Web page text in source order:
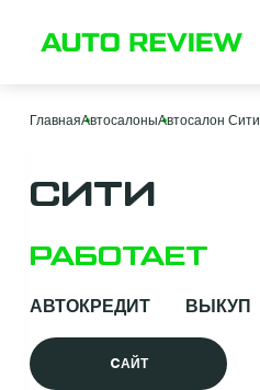
ГлавнаяАвтосалоныАвтосалон Сити
СИТИ
РАБОТАЕТ
АВТОКРЕДИТ ВЫКУП
CАЙТ